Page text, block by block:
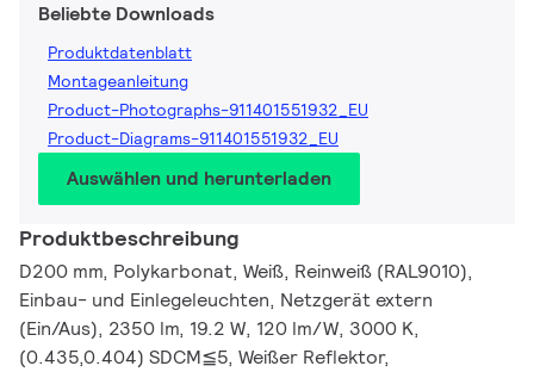
Beliebte Downloads
Produktdatenblatt
Montageanleitung
Product-Photographs-911401551932_EU
Product-Diagrams-911401551932_EU
Auswählen und herunterladen
Produktbeschreibung
D200 mm, Polykarbonat, Weiß, Reinweiß (RAL9010),
Einbau- und Einlegeleuchten, Netzgerät extern
(Ein/Aus), 2350 lm, 19.2 W, 120 lm/W, 3000 K,
(0.435,0.404) SDCM≦5, Weißer Reflektor,